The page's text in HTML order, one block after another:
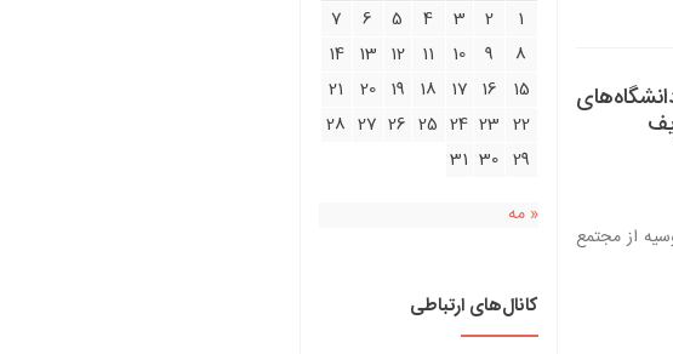
از مجتمع
1
2
3
4
5
6
7
8
9
10
11
12
13
14
15
16
17
18
19
20
21
22
23
24
25
26
27
28
29
30
31
« مه
کانال‌های ارتباطی